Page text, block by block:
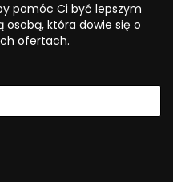
pomóc Ci być lepszym
osobą, która dowie się o
ofertach.